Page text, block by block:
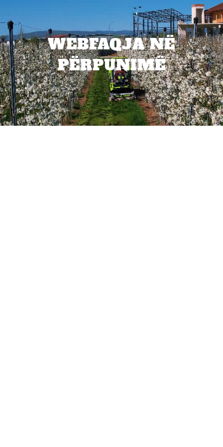
WEBFAQJA NË
PËRPUNIMË